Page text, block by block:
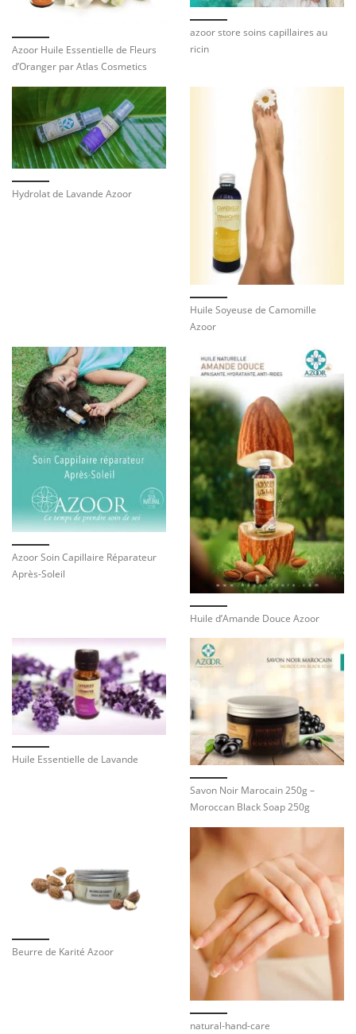
Azoor Huile Essentielle de Fleurs
d’Oranger par Atlas Cosmetics
azoor store soins capillaires au
ricin
Hydrolat de Lavande Azoor
Huile Soyeuse de Camomille
Azoor
Azoor Soin Capillaire Réparateur
Après-Soleil
Huile d’Amande Douce Azoor
Huile Essentielle de Lavande
Savon Noir Marocain 250g –
Moroccan Black Soap 250g
Beurre de Karité Azoor
natural-hand-care